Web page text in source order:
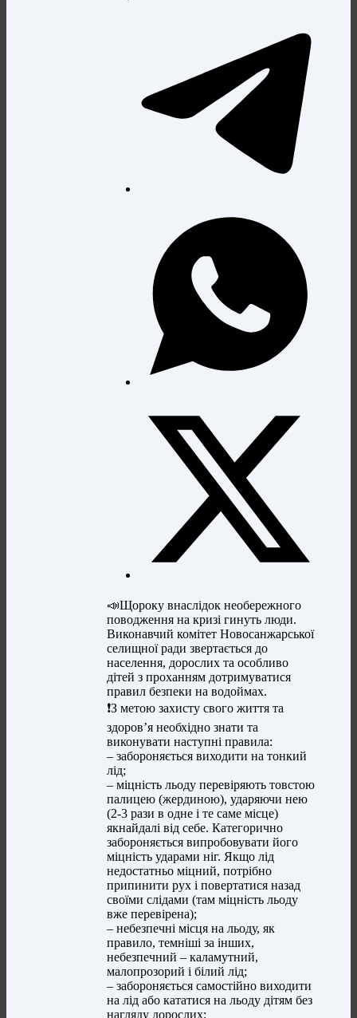
📣Щороку внаслідок необережного
поводження на кризі гинуть люди.
Виконавчий комітет Новосанжарської
селищної ради звертається до
населення, дорослих та особливо
дітей з проханням дотримуватися
правил безпеки на водоймах.
❗️З метою захисту свого життя та
здоров’я необхідно знати та
виконувати наступні правила:
– забороняється виходити на тонкий
лід;
– міцність льоду перевіряють товстою
палицею (жердиною), ударяючи нею
(2-3 рази в одне і те саме місце)
якнайдалі від себе. Категорично
забороняється випробовувати його
міцність ударами ніг. Якщо лід
недостатньо міцний, потрібно
припинити рух і повертатися назад
своїми слідами (там міцність льоду
вже перевірена);
– небезпечні місця на льоду, як
правило, темніші за інших,
небезпечний – каламутний,
малопрозорий і білий лід;
– забороняється самостійно виходити
на лід або кататися на льоду дітям без
нагляду дорослих;